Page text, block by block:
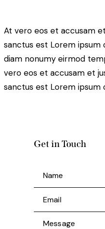
At vero eos et accusam
sanctus est Lorem ipsum
diam nonumy eirmod
vero eos et accusam et
sanctus est Lorem
Get in Touch